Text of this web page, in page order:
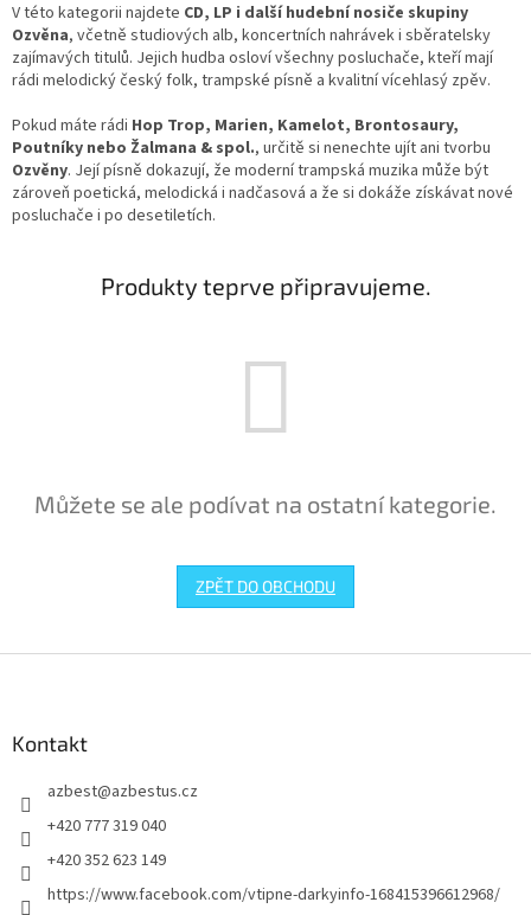
V této kategorii najdete CD, LP i další hudební nosiče skupiny
Ozvěna, včetně studiových alb, koncertních nahrávek i sběratelsky
zajímavých titulů. Jejich hudba osloví všechny posluchače, kteří mají
rádi melodický český folk, trampské písně a kvalitní vícehlasý zpěv.
Pokud máte rádi Hop Trop, Marien, Kamelot, Brontosaury,
Poutníky nebo Žalmana & spol., určitě si nenechte ujít ani tvorbu
Ozvěny. Její písně dokazují, že moderní trampská muzika může být
zároveň poetická, melodická i nadčasová a že si dokáže získávat nové
posluchače i po desetiletích.
Produkty teprve připravujeme.
Můžete se ale podívat na ostatní kategorie.
ZPĚT DO OBCHODU
Kontakt
azbest@azbestus.cz
+420 777 319 040
+420 352 623 149
https://www.facebook.com/vtipne-darkyinfo-168415396612968/